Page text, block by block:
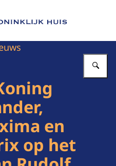
van Het Koninklijk Huis
en
op het